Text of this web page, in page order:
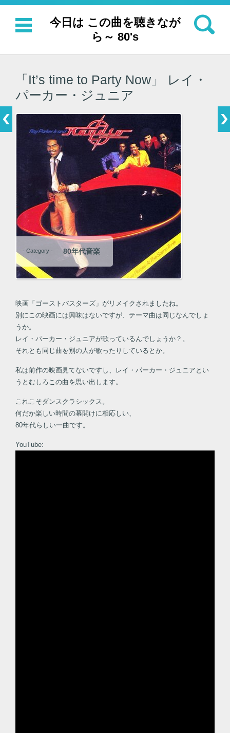
今日は この曲を聴きなが
ら～ 80's
検索:
コンテンツに移動
「It’s time to Party Now」 レイ・
パーカー・ジュニア
- Category - 80年代音楽
映画「ゴーストバスターズ」がリメイクされましたね。
別にこの映画には興味はないですが、テーマ曲は同じなんでしょ
うか。
レイ・パーカー・ジュニアが歌っているんでしょうか？。
それとも同じ曲を別の人が歌ったりしているとか。
私は前作の映画見てないですし、レイ・パーカー・ジュニアとい
うとむしろこの曲を思い出します。
これこそダンスクラシックス。
何だか楽しい時間の幕開けに相応しい、
80年代らしい一曲です。
YouTube: